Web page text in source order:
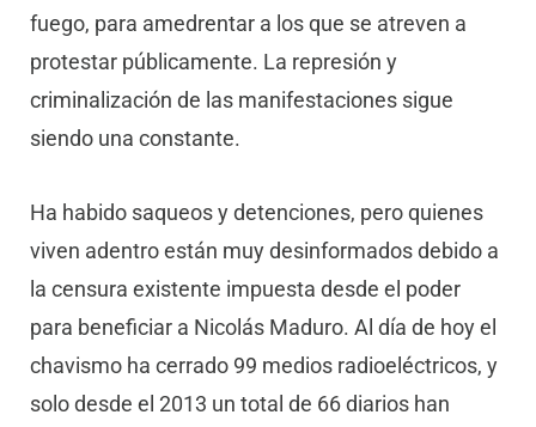
fuego, para amedrentar a los que se atreven a
protestar públicamente. La represión y
criminalización de las manifestaciones sigue
siendo una constante.
Ha habido saqueos y detenciones, pero quienes
viven adentro están muy desinformados debido a
la censura existente impuesta desde el poder
para beneficiar a Nicolás Maduro. Al día de hoy el
chavismo ha cerrado 99 medios radioeléctricos, y
solo desde el 2013 un total de 66 diarios han